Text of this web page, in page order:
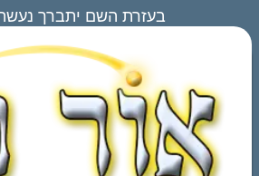
בעזרת השם יתברך נעשה